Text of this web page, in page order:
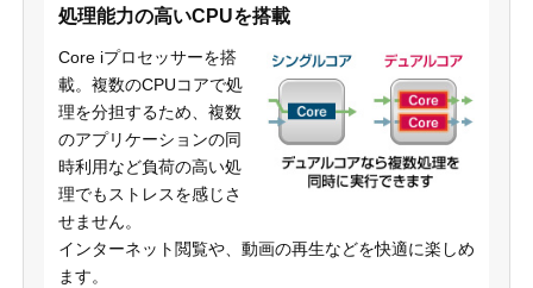
処理能力の高いCPUを搭載
Core iプロセッサーを搭
載。複数のCPUコアで処
理を分担するため、複数
のアプリケーションの同
時利用など負荷の高い処
理でもストレスを感じさ
せません。
インターネット閲覧や、動画の再生などを快適に楽しめ
ます。